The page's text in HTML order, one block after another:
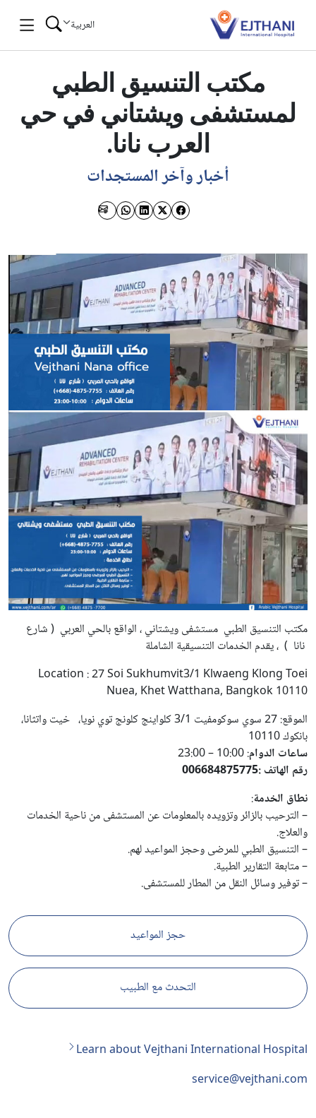
العربية
مكتب التنسيق الطبي
لمستشفى ويشتاني في حي
العرب نانا.
أخبار وآخر المستجدات
مكتب التنسيق الطبي مستشفى ويشتاني ، الواقع بالحي العربي ( شارع
نانا ) ، يقدم الخدمات التنسيقية الشاملة
Location : 27 Soi Sukhumvit3/1 Klwaeng Klong Toei
Nuea, Khet Watthana, Bangkok 10110
الموقع: 27 سوي سوكومفيت 3/1 كلواينج كلونج توي نويا، خيت واتثانا،
بانكوك 10110
ساعات الدوام: 10:00 – 23:00
رقم الهاتف :006684875775
نطاق الخدمة:
– الترحيب بالزائر وتزويده بالمعلومات عن المستشفى من ناحية الخدمات
والعلاج.
– التنسيق الطبي للمرضى وحجز المواعيد لهم.
– متابعة التقارير الطبية.
– توفير وسائل النقل من المطار للمستشفى.
حجز المواعيد
التحدث مع الطبيب
Learn about Vejthani International Hospital
service@vejthani.com